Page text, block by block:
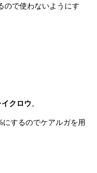
ので使わないようにす
イクロウ。
にするのでケアルガを用